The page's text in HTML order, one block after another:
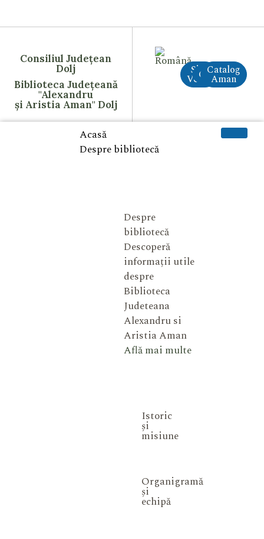
Consiliul Județean
Dolj
Biblioteca Județeană
"Alexandru
și Aristia Aman" Dolj
Site
VechiCreAI
Catalog
Aman
Acasă
Despre bibliotecă
Despre
bibliotecă
Descoperă
informații utile
despre
Biblioteca
Judeteana
Alexandru si
Aristia Aman
Află mai multe
Istoric
și
misiune
Organigramă
și
echipă